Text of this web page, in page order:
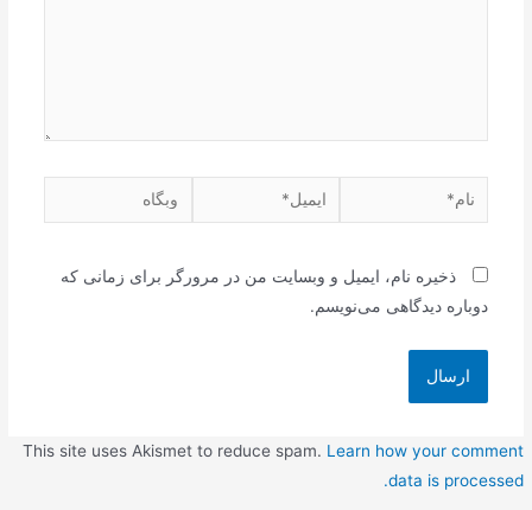
ذخیره نام، ایمیل و وبسایت من در مرورگر برای زمانی که
دوباره دیدگاهی می‌نویسم.
This site uses Akismet to reduce spam. Learn how your comment
data is processed.